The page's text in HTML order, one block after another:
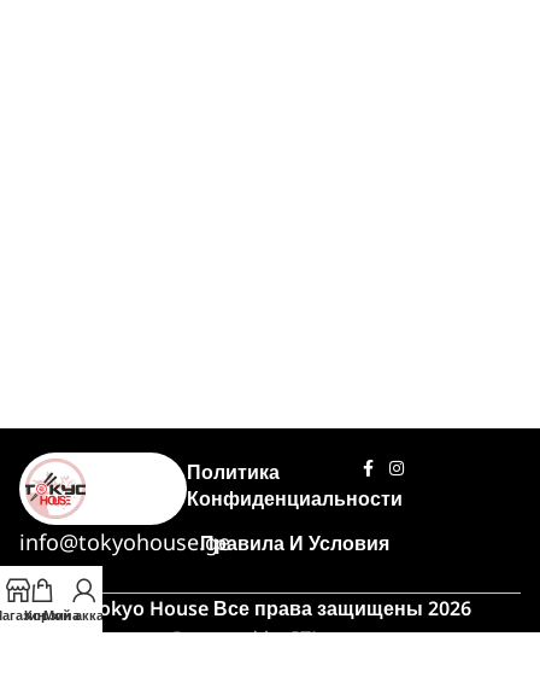
info@tokyohouse.ge
Политика
Конфиденциальности
Правила И Условия
© Tokyo House Все права защищены 2026
Powered byITLover
Корзина
Мой аккаунт